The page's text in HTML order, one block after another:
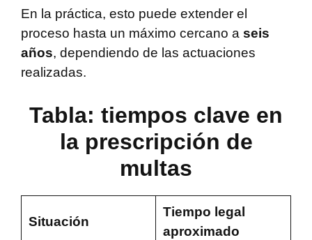
En la práctica, esto puede extender el
proceso hasta un máximo cercano a seis
años, dependiendo de las actuaciones
realizadas.
Tabla: tiempos clave en
la prescripción de
multas
Situación
Tiempo legal
aproximado